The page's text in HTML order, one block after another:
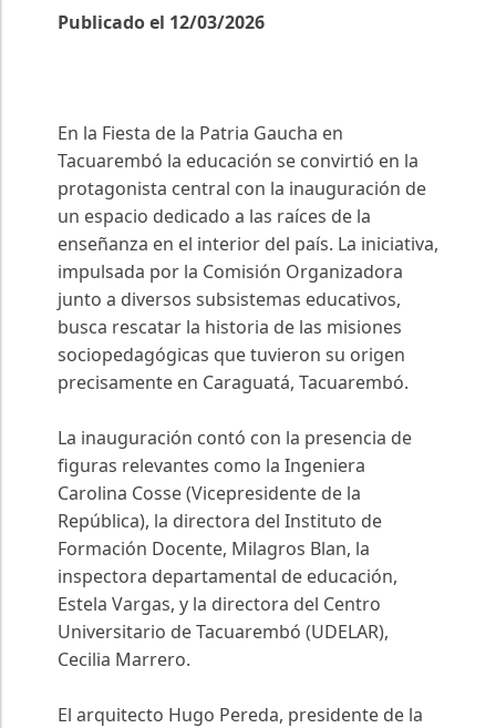
Publicado el 12/03/2026
En la Fiesta de la Patria Gaucha en
Tacuarembó la educación se convirtió en la
protagonista central con la inauguración de
un espacio dedicado a las raíces de la
enseñanza en el interior del país. La iniciativa,
impulsada por la Comisión Organizadora
junto a diversos subsistemas educativos,
busca rescatar la historia de las misiones
sociopedagógicas que tuvieron su origen
precisamente en Caraguatá, Tacuarembó.
La inauguración contó con la presencia de
figuras relevantes como la Ingeniera
Carolina Cosse (Vicepresidente de la
República), la directora del Instituto de
Formación Docente, Milagros Blan, la
inspectora departamental de educación,
Estela Vargas, y la directora del Centro
Universitario de Tacuarembó (UDELAR),
Cecilia Marrero.
El arquitecto Hugo Pereda, presidente de la